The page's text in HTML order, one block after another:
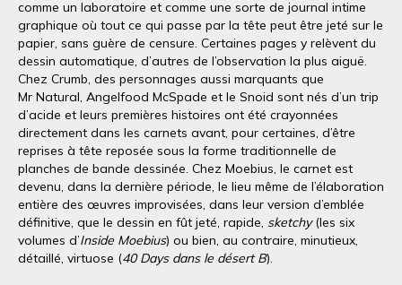
comme un laboratoire et comme une sorte de journal intime
graphique où tout ce qui passe par la tête peut être jeté sur le
papier, sans guère de censure. Certaines pages y relèvent du
dessin automatique, d’autres de l’observation la plus aiguë.
Chez Crumb, des personnages aussi marquants que
Mr Natural, Angelfood McSpade et le Snoid sont nés d’un trip
d’acide et leurs premières histoires ont été crayonnées
directement dans les carnets avant, pour certaines, d’être
reprises à tête reposée sous la forme traditionnelle de
planches de bande dessinée. Chez Moebius, le carnet est
devenu, dans la dernière période, le lieu même de l’élaboration
entière des œuvres improvisées, dans leur version d’emblée
définitive, que le dessin en fût jeté, rapide, sketchy(les six
volumes d’Inside Moebius) ou bien, au contraire, minutieux,
détaillé, virtuose (40 Days dans le désert B).